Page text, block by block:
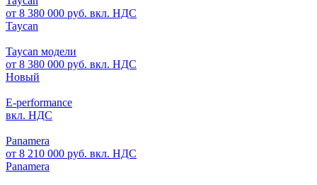
от 8 380 000 руб. вкл. НДС
Taycan
Taycan модели
от 8 380 000 руб. вкл. НДС
Новый
E-performance
вкл. НДС
Panamera
от 8 210 000 руб. вкл. НДС
Panamera